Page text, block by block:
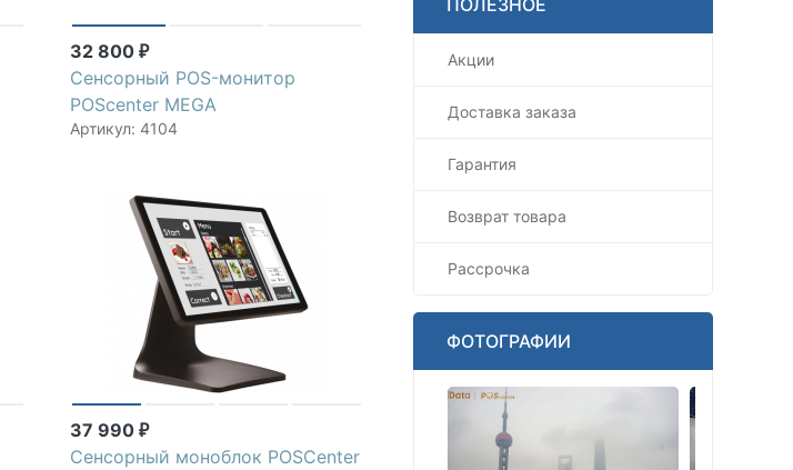
32 800₽
Сенсорный POS-монитор
POScenter MEGA
Артикул: 4104
37 990₽
Сенсорный моноблок POSCenter
Акции
Доставка заказа
Гарантия
Возврат товара
Рассрочка
ФОТОГРАФИИ